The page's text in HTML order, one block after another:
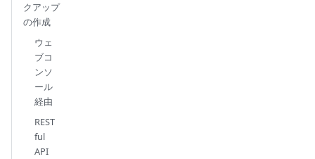
クアップ
の作成
ウェ
ブコ
ンソ
ール
経由
REST
ful
API